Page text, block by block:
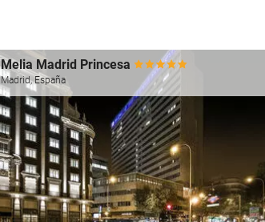
Melia Madrid Princesa
Madrid, España